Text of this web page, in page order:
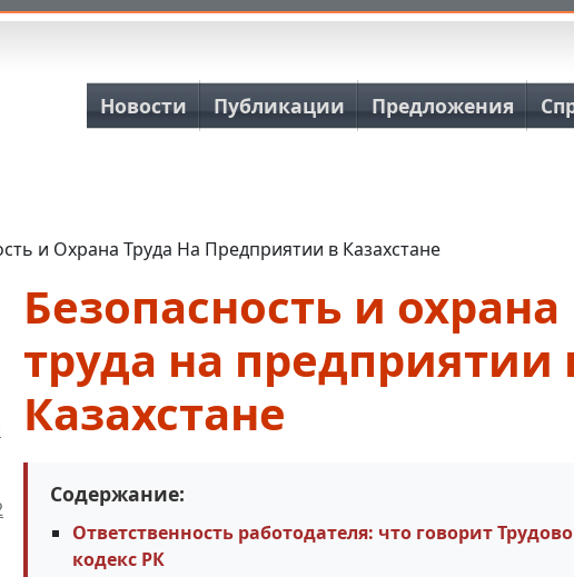
Основная навигация
Новости Публикации Предложения
и Охрана Труда На Предприятии в Казахстане
Безопасность и охрана
труда на предприятии
Казахстане
Содержание:
Ответственность работодателя: что говорит
кодекс РК